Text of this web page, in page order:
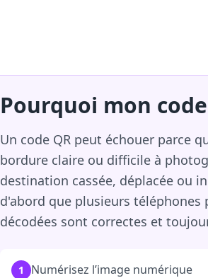
Pourquoi mon
Un code QR peut échouer parce
bordure claire ou difficile à
destination cassée, déplacée ou
d'abord que plusieurs téléphones
décodées sont correctes et
1
Numérisez l’image numérique